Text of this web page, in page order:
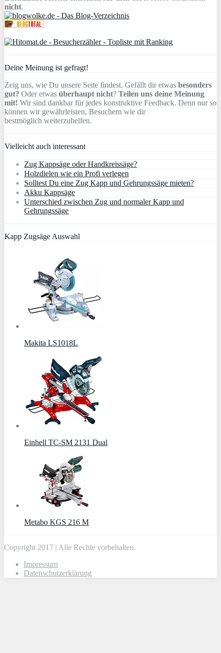
nicht.
Deine Meinung ist gefragt!
Zeig uns, wie Du unsere Seite findest. Gefällt dir etwas besonders
gut? Oder etwas überhaupt nicht? Teilen uns deine Meinung
mit! Wir sind dankbar für jedes konstruktive Feedback. Denn nur so
können wir gewährleisten, Besuchern wie dir
bestmöglich weiterzuhelfen.
Vielleicht auch interessant
Zug Kappsäge oder Handkreissäge?
Holzdielen wie ein Profi verlegen
Solltest Du eine Zug Kapp und Gehrungssäge mieten?
Akku Kappsäge
Unterschied zwischen Zug und normaler Kapp und
Gehrungssäge
Kapp Zugsäge Auswahl
Makita LS1018L
Einhell TC-SM 2131 Dual
Metabo KGS 216 M
Copyright 2017 | Alle Rechte vorbehalten.
Impressum
Datenschutzerklärung